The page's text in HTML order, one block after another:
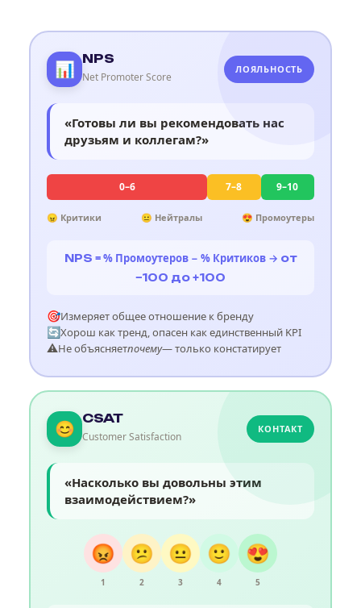
📊 NPS
Net Promoter Score
ЛОЯЛЬНОСТЬ
«Готовы ли вы рекомендовать нас
друзьям и коллегам?»
0–6 7–8 9–10
😠 Критики 😐 Нейтралы 😍 Промоутеры
NPS = % Промоутеров − % Критиков → от
−100 до +100
🎯Измеряет общее отношение к бренду
🔄Хорош как тренд, опасен как единственный KPI
⚠️Не объясняетпочему— только констатирует
😊 CSAT
Customer Satisfaction
КОНТАКТ
«Насколько вы довольны этим
взаимодействием?»
😡
1
😕
2
😐
3
🙂
4
😍
5